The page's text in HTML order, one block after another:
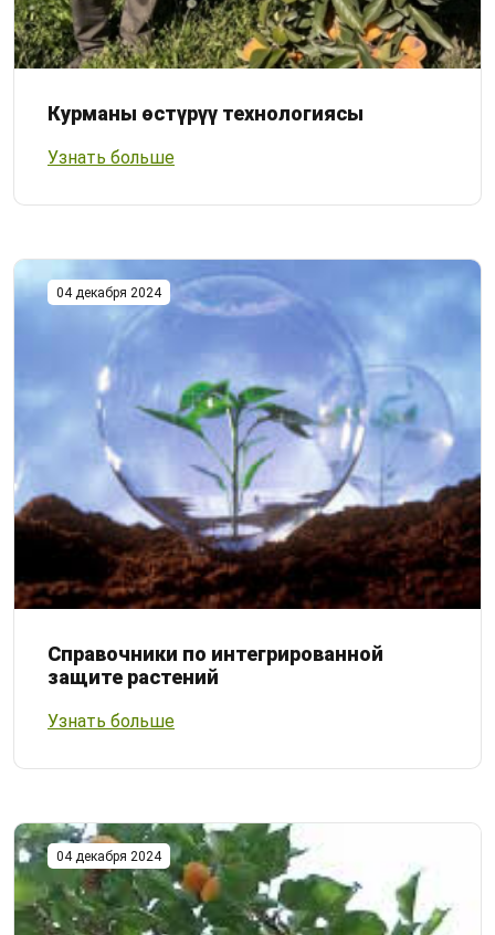
Курманы өстүрүү технологиясы
Узнать больше
04 декабря 2024
Справочники по интегрированной
защите растений
Узнать больше
04 декабря 2024